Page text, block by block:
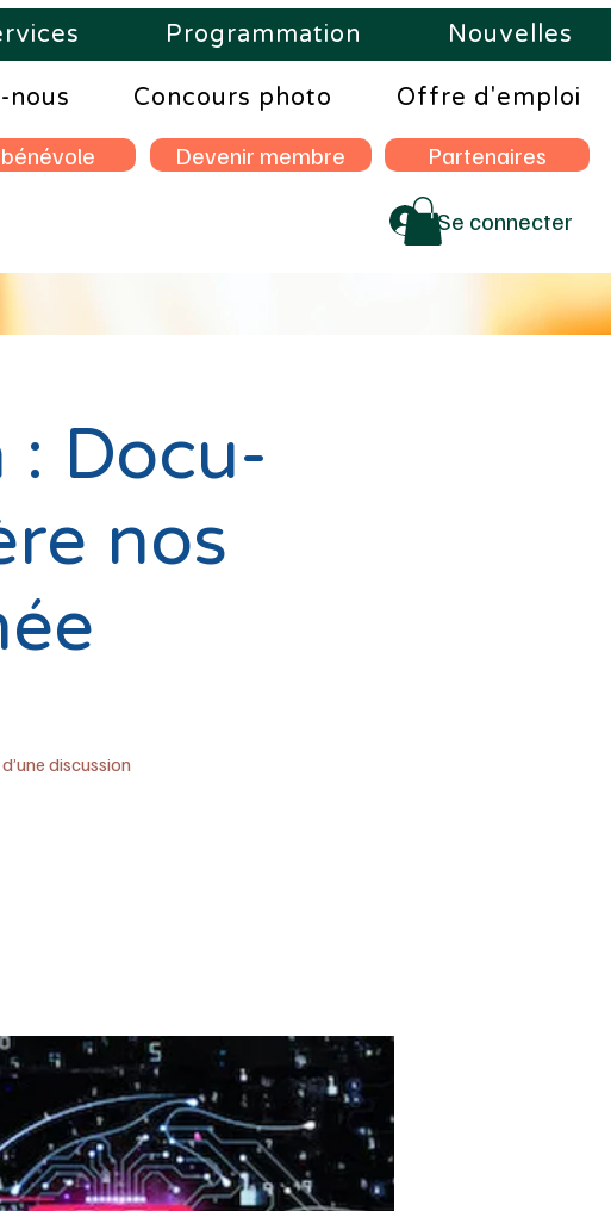
Programmation Nouvelles
nous Concours photo Offre d'emploi
Devenir membre Partenaires
Se connecter
: Docu-
nos
discussion